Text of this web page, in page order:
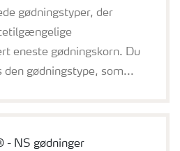
gødningstyper, der
eneste gødningskorn. Du
den gødningstype, som...